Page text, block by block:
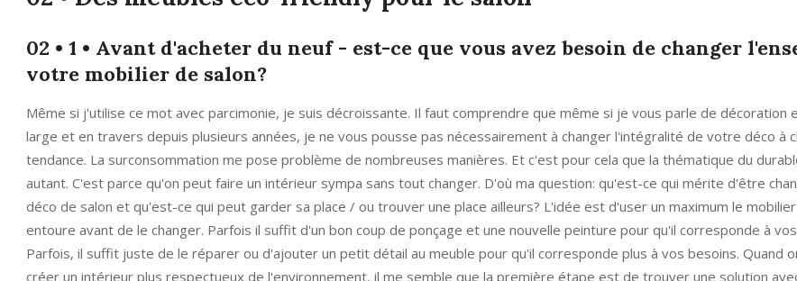
02 • 1 • Avant d'acheter du neuf - est-ce que vous avez besoin de changer
votre mobilier de salon?
Même si j'utilise ce mot avec parcimonie, je suis décroissante. Il faut comprendre que même si je vous parle de décoration
large et en travers depuis plusieurs années, je ne vous pousse pas nécessairement à changer l'intégralité de votre déco à
tendance. La surconsommation me pose problème de nombreuses manières. Et c'est pour cela que la thématique du
autant. C'est parce qu'on peut faire un intérieur sympa sans tout changer. D'où ma question: qu'est-ce qui mérite d'être
déco de salon et qu'est-ce qui peut garder sa place / ou trouver une place ailleurs? L'idée est d'user un maximum le
entoure avant de le changer. Parfois il suffit d'un bon coup de ponçage et une nouvelle peinture pour qu'il corresponde à
Parfois, il suffit juste de le réparer ou d'ajouter un petit détail au meuble pour qu'il corresponde plus à vos besoins. Quand
créer un intérieur plus respectueux de l'environnement, il me semble que la première étape est de trouver une solution